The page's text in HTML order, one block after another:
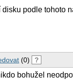
podle tohoto
(0) ?
bohužel